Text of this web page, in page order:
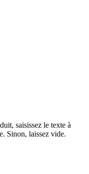
saisissez le texte à
Sinon, laissez vide.